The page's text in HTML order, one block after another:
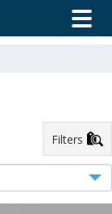
Filters